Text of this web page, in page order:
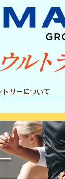
トリーについて